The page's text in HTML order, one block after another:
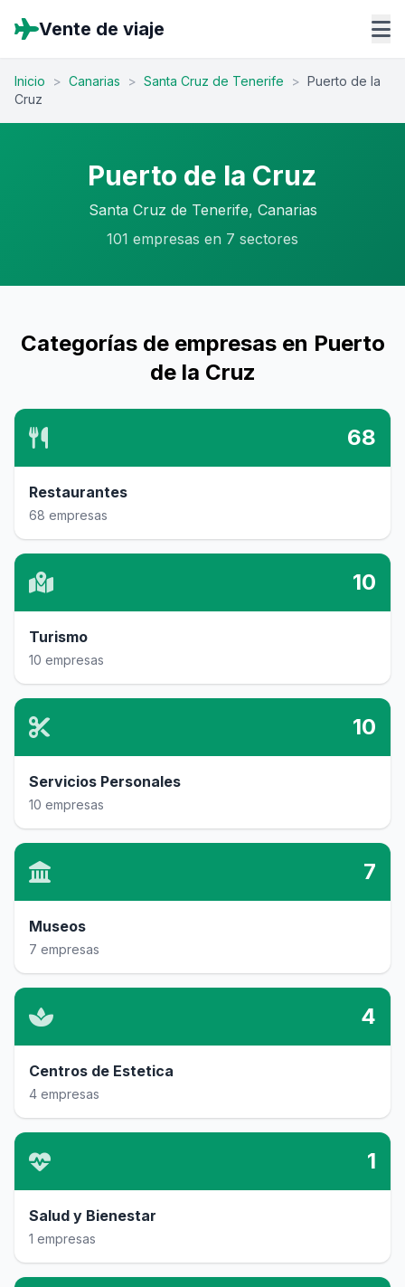
Vente de viaje
Inicio > Canarias > Santa Cruz de Tenerife > Puerto de la
Cruz
Puerto de la Cruz
Santa Cruz de Tenerife, Canarias
101 empresas en 7 sectores
Categorías de empresas en Puerto
de la Cruz
68
Restaurantes
68 empresas
10
Turismo
10 empresas
10
Servicios Personales
10 empresas
7
Museos
7 empresas
4
Centros de Estetica
4 empresas
1
Salud y Bienestar
1 empresas